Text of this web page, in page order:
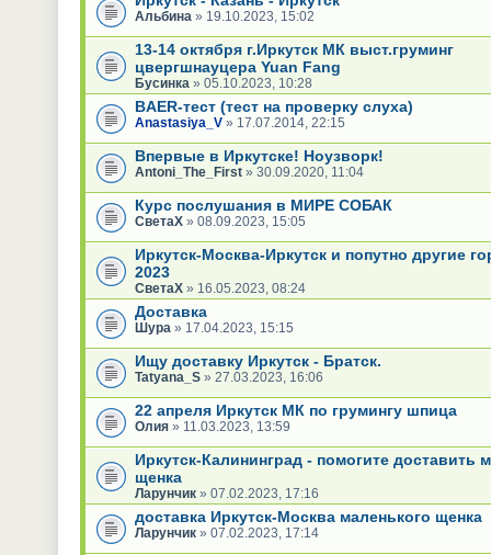
Альбина » 19.10.2023, 15:02
13-14 октября г.Иркутск МК выст.груминг
цвергшнауцера Yuan Fang
Бусинка » 05.10.2023, 10:28
BAER-тест (тест на проверку слуха)
Anastasiya_V» 17.07.2014, 22:15
Впервые в Иркутске! Ноузворк!
Antoni_The_First» 30.09.2020, 11:04
Курс послушания в МИРЕ СОБАК
СветаХ» 08.09.2023, 15:05
Иркутск-Москва-Иркутск и попутно другие
2023
СветаХ» 16.05.2023, 08:24
Доставка
Шура » 17.04.2023, 15:15
Ищу доставку Иркутск - Братск.
Tatyana_S» 27.03.2023, 16:06
22 апреля Иркутск МК по грумингу шпица
Олия» 11.03.2023, 13:59
Иркутск-Калининград - помогите доставить
щенка
Ларунчик» 07.02.2023, 17:16
доставка Иркутск-Москва маленького щенка
Ларунчик» 07.02.2023, 17:14